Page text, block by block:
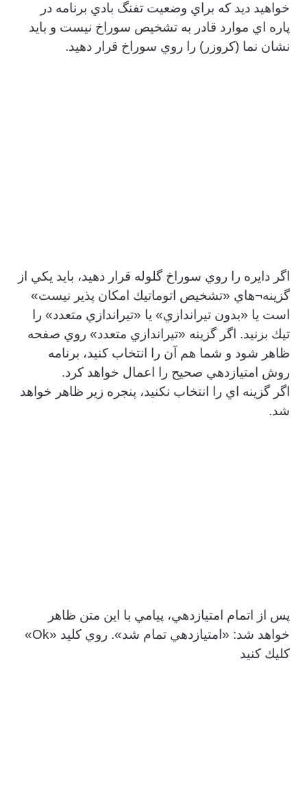
خواهيد ديد كه براي وضعيت تفنگ بادي برنامه در
پاره اي موارد قادر به تشخيص سوراخ نيست و بايد
نشان نما (كروزر) را روي سوراخ قرار دهيد.
اگر دايره را روي سوراخ گلوله قرار دهيد، بايد يكي از
گزينه¬هاي «تشخيص اتوماتيك امكان پذير نيست»
است يا «بدون تيراندازي» يا «تيراندازي متعدد» را
تيك بزنيد. اگر گزينه «تيراندازي متعدد» روي صفحه
ظاهر شود و شما هم آن را انتخاب كنيد، برنامه
روش امتيازدهي صحيح را اعمال خواهد كرد.
اگر گزينه اي را انتخاب نكنيد، پنجره زير ظاهر خواهد
شد.
پس از اتمام امتيازدهي، پيامي با اين متن ظاهر
خواهد شد: «امتيازدهي تمام شد». روي كليد «Ok»
كليك كنيد